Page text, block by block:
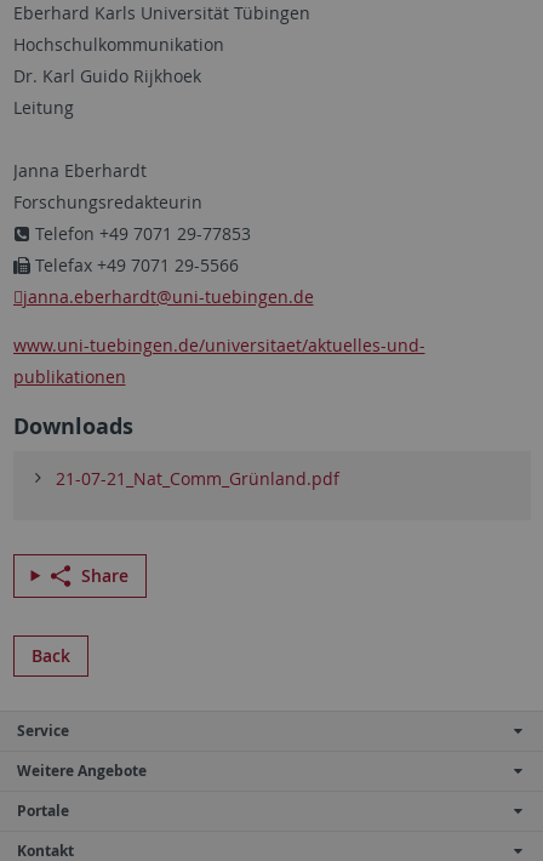
Eberhard Karls Universität Tübingen
Hochschulkommunikation
Dr. Karl Guido Rijkhoek
Leitung
Janna Eberhardt
Forschungsredakteurin
Telefon +49 7071 29-77853
Telefax +49 7071 29-5566
janna.eberhardt@uni-tuebingen.de
www.uni-tuebingen.de/universitaet/aktuelles-und-
publikationen
Downloads
21-07-21_Nat_Comm_Grünland.pdf
Share
Back
Service
Weitere Angebote
Portale
Kontakt